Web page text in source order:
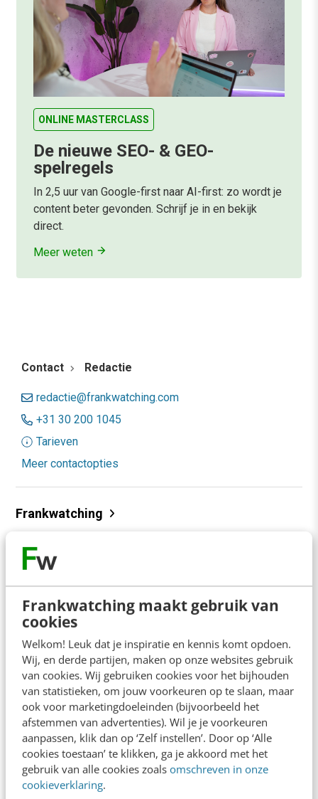
Frankwatching maakt gebruik van
cookies
Welkom! Leuk dat je inspiratie en kennis komt opdoen.
Wij, en derde partijen, maken op onze websites gebruik
van cookies. Wij gebruiken cookies voor het bijhouden
van statistieken, om jouw voorkeuren op te slaan, maar
ook voor marketingdoeleinden (bijvoorbeeld het
afstemmen van advertenties). Wil je je voorkeuren
aanpassen, klik dan op ‘Zelf instellen’. Door op ‘Alle
cookies toestaan’ te klikken, ga je akkoord met het
gebruik van alle cookies zoals omschreven in onze
cookieverklaring.
ONLINE MASTERCLASS
De nieuwe SEO- & GEO-
spelregels
In 2,5 uur van Google-first naar AI-first: zo wordt je
content beter gevonden. Schrijf je in en bekijk
direct.
Meer weten
Contact Redactie
redactie@frankwatching.com
+31 30 200 1045
Tarieven
Meer contactopties
Frankwatching
Contact
Over ons
Ons team
Werken bij
Whitepapers
Blog
AI & Tech
Content & Communicatie